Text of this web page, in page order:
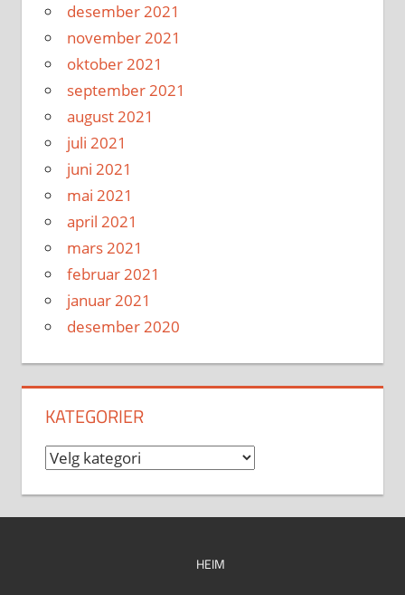
desember 2021
november 2021
oktober 2021
september 2021
august 2021
juli 2021
juni 2021
mai 2021
april 2021
mars 2021
februar 2021
januar 2021
desember 2020
KATEGORIER
Kategorier
HEIM